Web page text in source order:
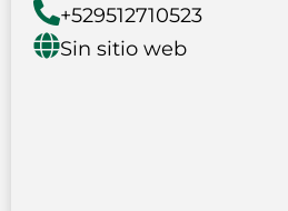
+529512710523
Sin sitio web